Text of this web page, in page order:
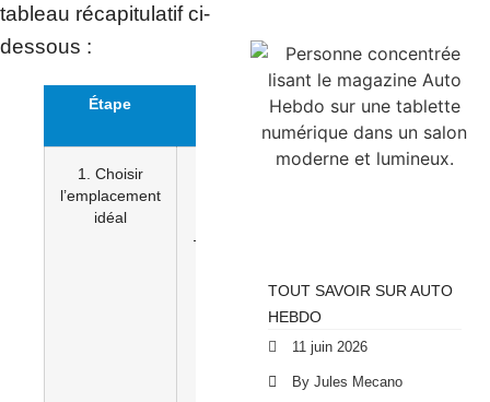
tableau récapitulatif ci-
dessous :
Étape
Conseils et
stratégies
1. Choisir
l’emplacement
idéal
– Assurez-vous
accessibilité
– Fixez
solidement le
– Évitez les
TOUT SAVOIR SUR AUTO
HEBDO
11 juin 2026
By Jules Mecano